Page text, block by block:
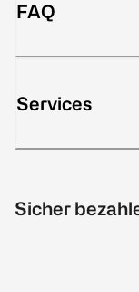
FAQ
Services
Sicher